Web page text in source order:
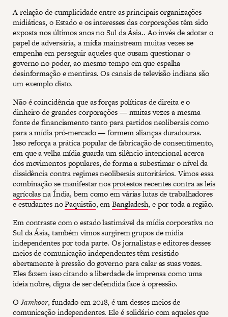
A relação de cumplicidade entre as principais organizações
midiáticas, o Estado e os interesses das corporações têm sido
exposta nos últimos anos no Sul da Ásia.. Ao invés de adotar o
papel de adversária, a mídia mainstream muitas vezes se
empenha em perseguir aqueles que ousam questionar o
governo no poder, ao mesmo tempo em que espalha
desinformação e mentiras. Os canais de televisão indiana são
um exemplo disto.
Não é coincidência que as forças políticas de direita e o
dinheiro de grandes corporações — muitas vezes a mesma
fonte de financiamento tanto para partidos neoliberais como
para a mídia pró-mercado — formem alianças duradouras.
Isso reforça a prática popular de fabricação de consentimento,
em que a velha mídia guarda um silêncio intencional acerca
dos movimentos populares, de forma a subestimar o nível da
dissidência contra regimes neoliberais autoritários. Vimos essa
combinação se manifestar nosprotestos recentes contra as leis
agrícolasna Índia, bem como em várias lutas de trabalhadores
e estudantes noPaquistão, emBangladesh, e por toda a região.
Em contraste com o estado lastimável da mídia corporativa no
Sul da Ásia, também vimos surgirem grupos de mídia
independentes por toda parte. Os jornalistas e editores desses
meios de comunicação independentes têm resistido
abertamente à pressão do governo para calar as suas vozes.
Eles fazem isso citando a liberdade de imprensa como uma
ideia nobre, digna de ser defendida face à opressão.
OJamhoor, fundado em 2018, é um desses meios de
comunicação independentes. Ele é solidário com aqueles que